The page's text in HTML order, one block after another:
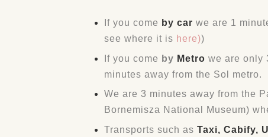
If you come by car we are 1
see where it is here))
If you come by Metro we are only
minutes away from the Sol metro.
We are 3 minutes away from the
Bornemisza National Museum)
Transports such as Taxi, Cabify,